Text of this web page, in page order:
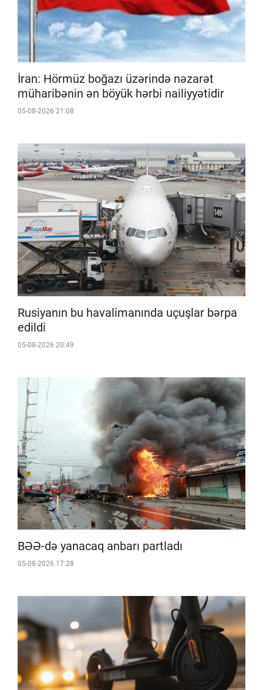
İran: Hörmüz boğazı üzərində nəzarət
müharibənin ən böyük hərbi nailiyyətidir
05-08-2026 21:08
Rusiyanın bu havalimanında uçuşlar bərpa
edildi
05-08-2026 20:49
BƏƏ-də yanacaq anbarı partladı
05-08-2026 17:28